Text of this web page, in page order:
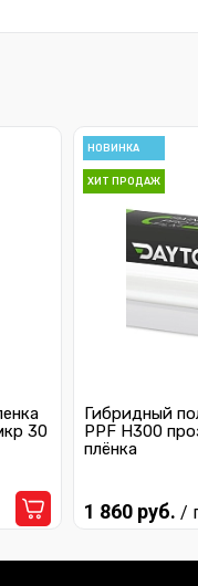
30
НОВИНКА
ХИТ ПРОДАЖ
Гибридный
PPF H300
плёнка
1 860 руб. /